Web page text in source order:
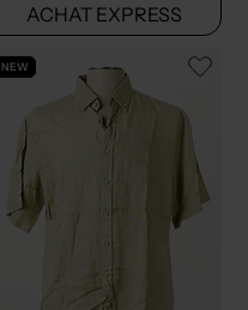
ACHAT EXPRESS
NEW